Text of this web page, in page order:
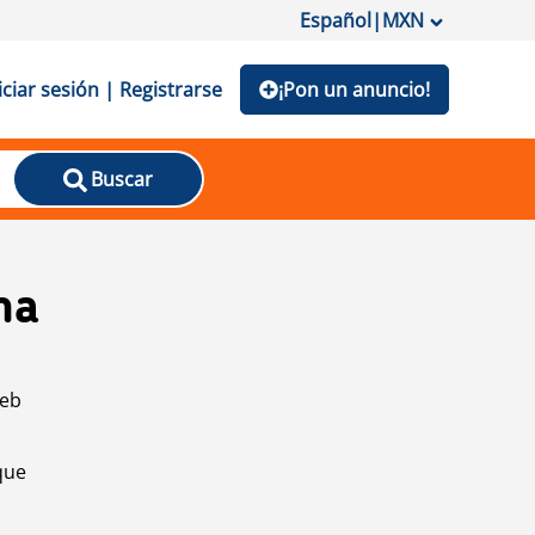
Español|MXN
sesión | Registrarse ¡Pon un anuncio!
Buscar